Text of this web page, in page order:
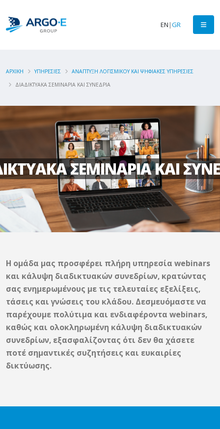
EN |GR
ΑΡΧΙΚΗ ΥΠΗΡΕΣΙΕΣ
ΑΝΑΠΤΥΞΗ ΛΟΓΙΣΜΙΚΟΥ ΚΑΙ ΨΗΦΙΑΚΕΣ ΥΠΗΡΕΣΙΕΣ
ΔΙΑΔΙΚΤΥΑΚΑ ΣΕΜΙΝΑΡΙΑ ΚΑΙ ΣΥΝΕΔΡΙΑ
ΣΕΜΙΝΑΡΙΑ ΚΑΙ
Η ομάδα μας προσφέρει πλήρη υπηρεσία webinars
και κάλυψη διαδικτυακών συνεδρίων, κρατώντας
σας ενημερωμένους με τις τελευταίες εξελίξεις,
τάσεις και γνώσεις του κλάδου. Δεσμευόμαστε να
παρέχουμε πολύτιμα και ενδιαφέροντα webinars,
καθώς και ολοκληρωμένη κάλυψη διαδικτυακών
συνεδρίων, εξασφαλίζοντας ότι δεν θα χάσετε
ποτέ σημαντικές συζητήσεις και ευκαιρίες
δικτύωσης.